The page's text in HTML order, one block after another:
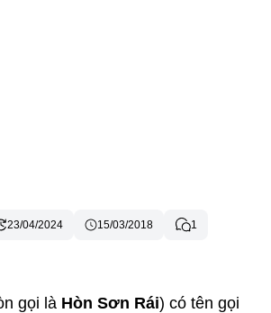
23/04/2024 15/03/2018 1
gọi là Hòn Sơn Rái) có tên gọi